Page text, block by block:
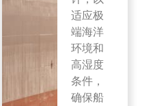
适应极
端海洋
环境和
高湿度
条件，
确保船